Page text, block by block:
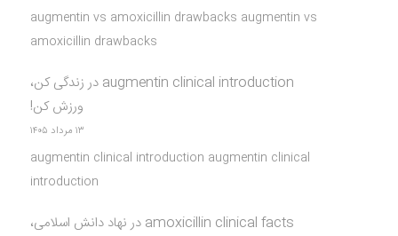
augmentin vs amoxicillin drawbacks augmentin vs
amoxicillin drawbacks
augmentin clinical introduction در زندگی کن،
ورزش کن!
۱۳ مرداد ۱۴۰۵
augmentin clinical introduction augmentin clinical
introduction
amoxicillin clinical facts در نهاد دانش اسلامی،